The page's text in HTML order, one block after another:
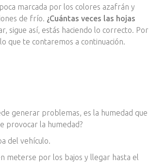
marcada por los colores azafrán y
de frío. ¿Cuántas veces las hojas
sigue así, estás haciendo lo correcto. Por
que te contaremos a continuación.
generar problemas, es la humedad que
provocar la humedad?
del vehículo.
meterse por los bajos y llegar hasta el